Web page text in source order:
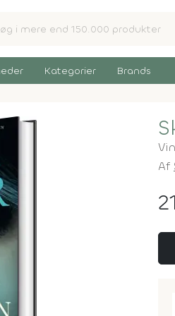
Kategorier Brands
Af